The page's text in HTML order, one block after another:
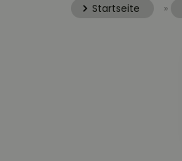
Startseite »